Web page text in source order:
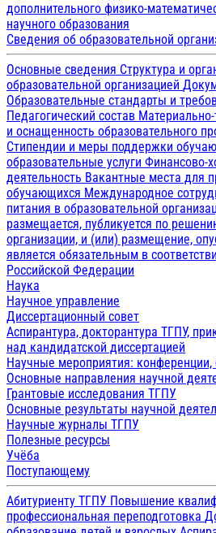
дополнительного физико-
научного образования
Сведения об образовательной
Основные сведения Структура и
образовательной организацией
Образовательные стандарты и
Педагогический состав
и оснащенность образовательного
Стипендии и меры поддержки
образовательные услуги Финансово-
деятельность Вакантные места для
обучающихся Международное
питания в образовательной
размещается, публикуется по
организации, и (или) размещение,
является обязательным в
Российской Федерации
Наука
Научное управление
Диссертационный совет
Аспирантура, докторантура ТГПУ,
над кандидатской диссертацией
Научные мероприятия:
Основные направления научной
Грантовые исследования ТГПУ
Основные результаты научной
Научные журналы ТГПУ
Полезные ресурсы
Учёба
Поступающему
Абитуриенту ТГПУ Повышение
профессиональная переподготовка